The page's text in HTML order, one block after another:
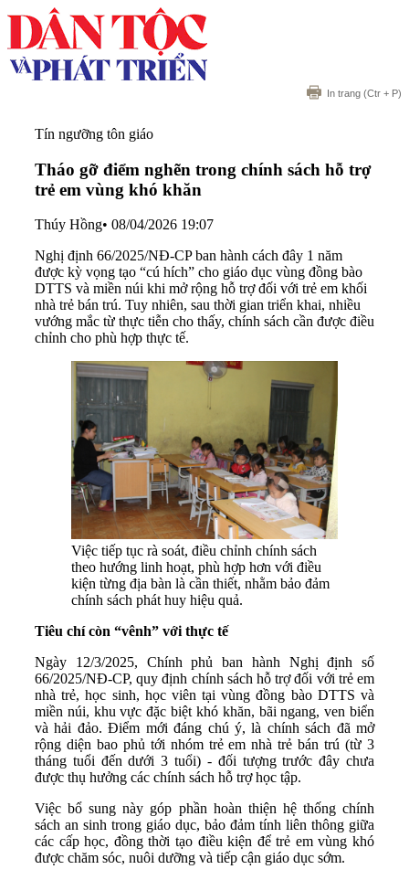
In trang (Ctr + P)
Tín ngưỡng tôn giáo
Tháo gỡ điểm nghẽn trong chính sách hỗ trợ
trẻ em vùng khó khăn
Thúy Hồng• 08/04/2026 19:07
Nghị định 66/2025/NĐ-CP ban hành cách đây 1 năm
được kỳ vọng tạo “cú hích” cho giáo dục vùng đồng bào
DTTS và miền núi khi mở rộng hỗ trợ đối với trẻ em khối
nhà trẻ bán trú. Tuy nhiên, sau thời gian triển khai, nhiều
vướng mắc từ thực tiễn cho thấy, chính sách cần được điều
chỉnh cho phù hợp thực tế.
Việc tiếp tục rà soát, điều chỉnh chính sách
theo hướng linh hoạt, phù hợp hơn với điều
kiện từng địa bàn là cần thiết, nhằm bảo đảm
chính sách phát huy hiệu quả.
Tiêu chí còn “vênh” với thực tế
Ngày 12/3/2025, Chính phủ ban hành Nghị định số
66/2025/NĐ-CP, quy định chính sách hỗ trợ đối với trẻ em
nhà trẻ, học sinh, học viên tại vùng đồng bào DTTS và
miền núi, khu vực đặc biệt khó khăn, bãi ngang, ven biển
và hải đảo. Điểm mới đáng chú ý, là chính sách đã mở
rộng diện bao phủ tới nhóm trẻ em nhà trẻ bán trú (từ 3
tháng tuổi đến dưới 3 tuổi) - đối tượng trước đây chưa
được thụ hưởng các chính sách hỗ trợ học tập.
Việc bổ sung này góp phần hoàn thiện hệ thống chính
sách an sinh trong giáo dục, bảo đảm tính liên thông giữa
các cấp học, đồng thời tạo điều kiện để trẻ em vùng khó
được chăm sóc, nuôi dưỡng và tiếp cận giáo dục sớm.